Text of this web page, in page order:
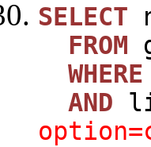
SELECT
FROM
WHERE
AND